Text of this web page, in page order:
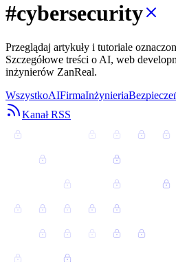
#cybersecurity
Przeglądaj artykuły i tutoriale
Szczegółowe treści o AI, web
inżynierów ZanReal.
WszystkoAIFirmaInżynieria
Kanał RSS